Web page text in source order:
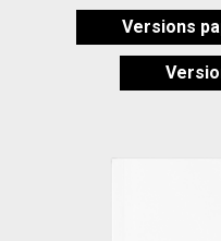
Versions